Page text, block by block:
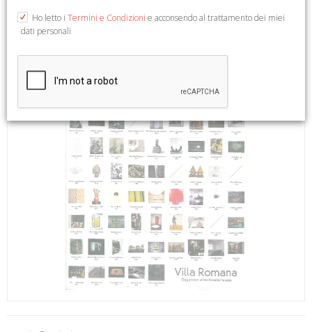
Ho letto i Termini e Condizioni e acconsendo al trattamento dei miei
dati personali